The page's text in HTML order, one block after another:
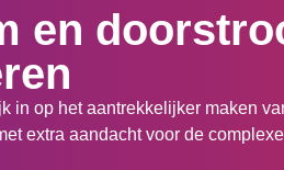
en
in op het aantrekkelijker maken
extra aandacht voor de